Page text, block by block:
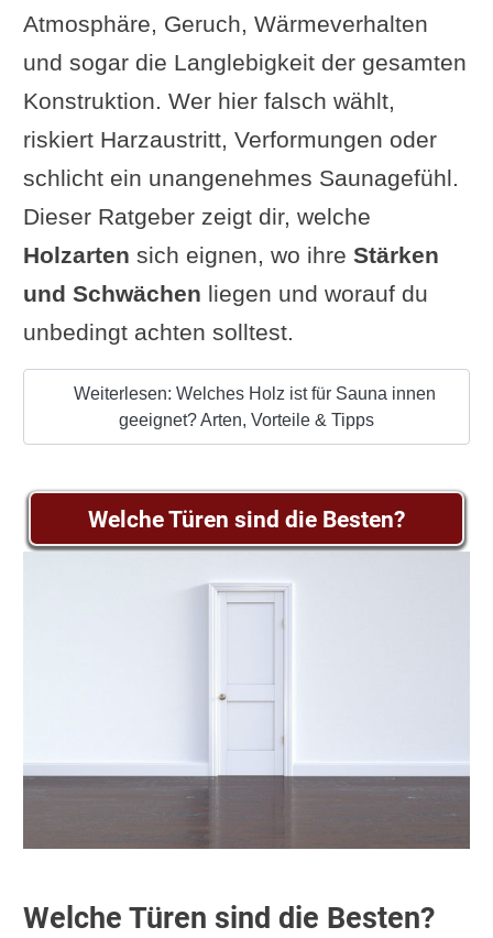
Atmosphäre, Geruch, Wärmeverhalten
und sogar die Langlebigkeit der gesamten
Konstruktion. Wer hier falsch wählt,
riskiert Harzaustritt, Verformungen oder
schlicht ein unangenehmes Saunagefühl.
Dieser Ratgeber zeigt dir, welche
Holzarten sich eignen, wo ihre Stärken
und Schwächen liegen und worauf du
unbedingt achten solltest.
Weiterlesen: Welches Holz ist für Sauna innen
geeignet? Arten, Vorteile & Tipps
Welche Türen sind die Besten?
Welche Türen sind die Besten?